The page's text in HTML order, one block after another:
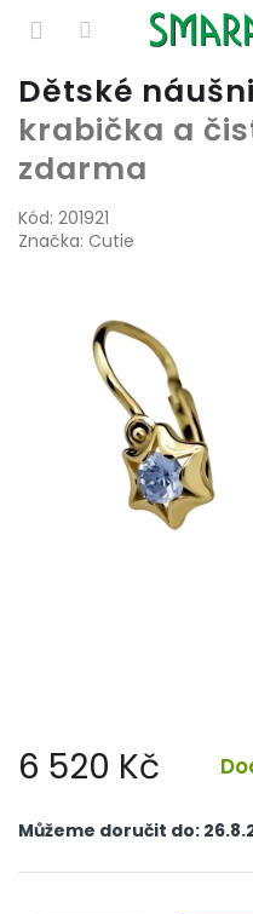
Přejít
obsah
Dětské
krabička a
zdarma
Kód: 201921
Značka: Cutie
6 520 Kč
cena:
Můžeme doručit do: